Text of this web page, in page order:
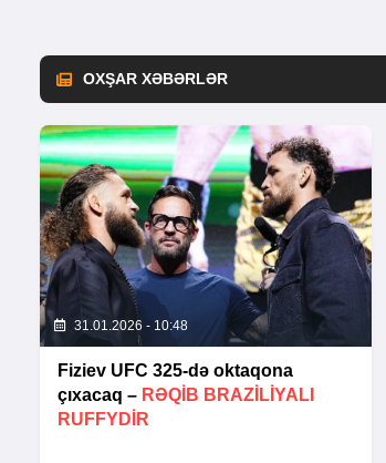
OXŞAR XƏBƏRLƏR
31.01.2026 - 10:48
Fiziev UFC 325-də oktaqona
çıxacaq – RƏQIB BRAZILIYALI
RUFFYDIR